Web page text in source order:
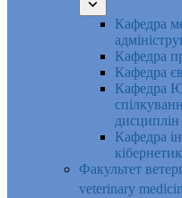
Кафедра
Кафедра
Кафедра
Кафедра
дисциплін
Кафедра
Факультет
veterinary